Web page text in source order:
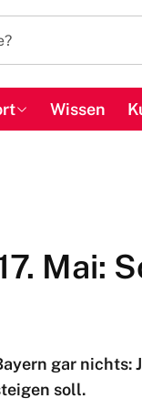
Wissen
Mai:
gar
soll.